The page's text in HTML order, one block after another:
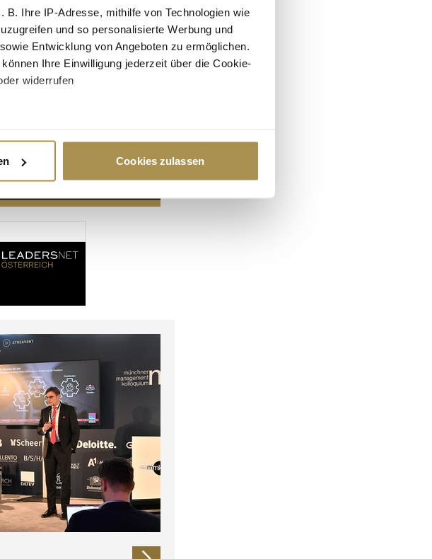
Ihre IP-Adresse, mithilfe von Technologien wie
und so personalisierte Werbung und
Entwicklung von Angeboten zu ermöglichen.
Ihre Einwilligung jederzeit über die Cookie-
widerrufen
und legen Sie Ihre Präferenzen im
für soziale Medien anbieten zu können
Unsere Partner führen diese Informationen
haben oder die sie im Rahmen Ihrer Nutzung
Cookies zulassen